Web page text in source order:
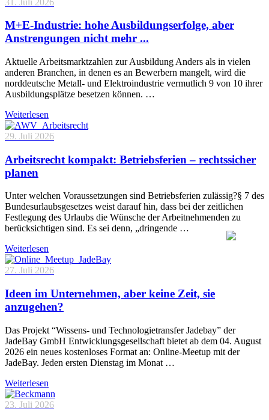
M+E-Industrie: hohe Ausbildungserfolge, aber
Anstrengungen nicht mehr ...
Aktuelle Arbeitsmarktzahlen zur Ausbildung Anders als in vielen
anderen Branchen, in denen es an Bewerbern mangelt, wird die
norddeutsche Metall- und Elektroindustrie vermutlich 9 von 10 ihrer
Ausbildungsplätze besetzen können. …
Weiterlesen
29. Juli 2026
Arbeitsrecht kompakt: Betriebsferien – rechtssicher
planen
Unter welchen Voraussetzungen sind Betriebsferien zulässig?§ 7 des
Bundesurlaubsgesetzes weist darauf hin, dass bei der zeitlichen
Festlegung des Urlaubs die Wünsche der Arbeitnehmenden zu
berücksichtigen sind. Es sei denn, „dringende …
Weiterlesen
27. Juli 2026
Ideen im Unternehmen, aber keine Zeit, sie
anzugehen?
Das Projekt “Wissens- und Technologietransfer Jadebay” der
JadeBay GmbH Entwicklungsgesellschaft bietet ab dem 04. August
2026 ein neues kostenloses Format an: Online-Meetup mit der
JadeBay. Jeden ersten Dienstag im Monat …
Weiterlesen
23. Juli 2026